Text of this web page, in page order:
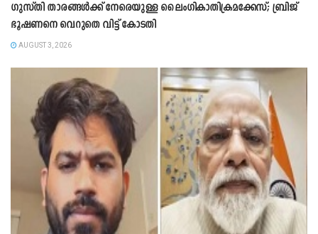
ഗുസ്തി താരങ്ങൾക്ക് നേരെയുള്ള ലൈംഗികാതിക്രമക്കേസ്; ബ്രിജ്
ഭൂഷണനെ വെറുതെ വിട്ട് കോടതി
AUGUST 3, 2026